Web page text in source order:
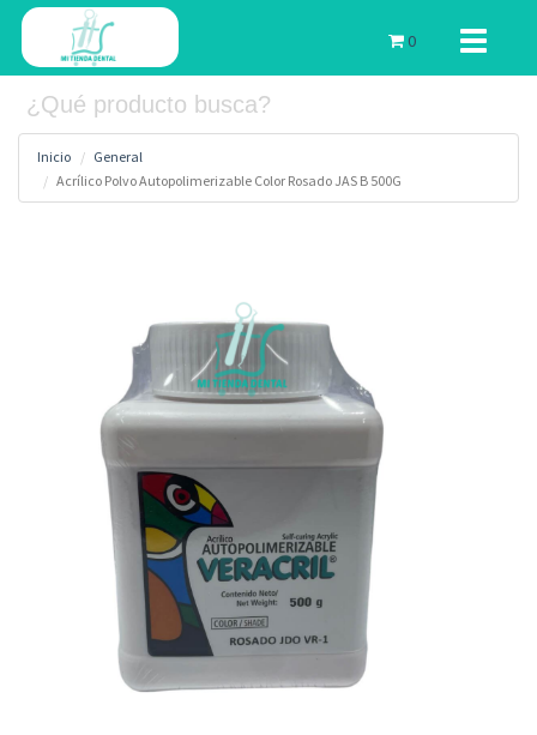
Toggle
0
Inicio
General
Acrílico Polvo Autopolimerizable Color Rosado JAS B 500G